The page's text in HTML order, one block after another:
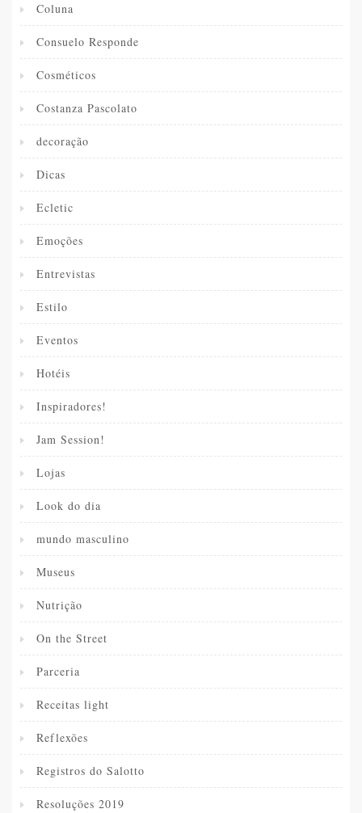
Coluna
Consuelo Responde
Cosméticos
Costanza Pascolato
decoração
Dicas
Ecletic
Emoções
Entrevistas
Estilo
Eventos
Hotéis
Inspiradores!
Jam Session!
Lojas
Look do dia
mundo masculino
Museus
Nutrição
On the Street
Parceria
Receitas light
Reflexões
Registros do Salotto
Resoluções 2019